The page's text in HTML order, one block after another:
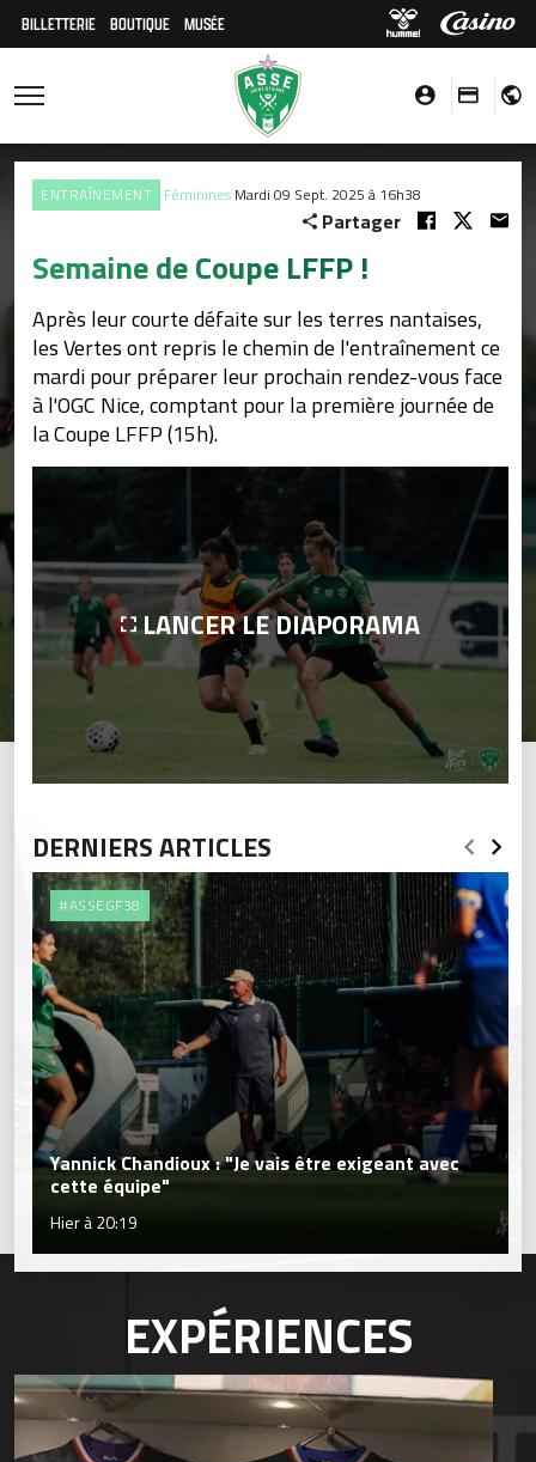
BILLETTERIE BOUTIQUE MUSÉE
ENTRAÎNEMENT Féminines Mardi 09 Sept. 2025 à 16h38
Partager
Semaine de Coupe LFFP !
Après leur courte défaite sur les terres nantaises,
les Vertes ont repris le chemin de l'entraînement ce
mardi pour préparer leur prochain rendez-vous face
à l'OGC Nice, comptant pour la première journée de
la Coupe LFFP (15h).
LANCER LE DIAPORAMA
DERNIERS ARTICLES
#ASSEGF38
Yannick Chandioux : "Je vais être exigeant avec
cette équipe"
Hier à 20:19
EXPÉRIENCES